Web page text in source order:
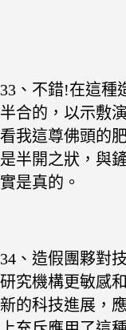
33、不錯!在這種
半合的，以示敷
看我這尊佛頭的
是半開之狀，與
實是真的。
34、造假團夥對
研究機構更敏感
新的科技進展，